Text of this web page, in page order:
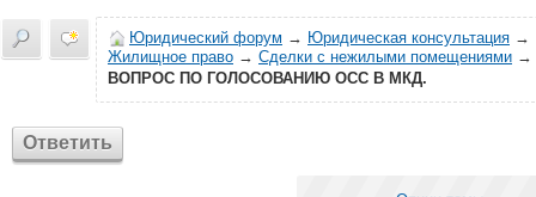
Юридический форум → Юридическая консультация →
Жилищное право → Сделки с нежилыми помещениями →
ВОПРОС ПО ГОЛОСОВАНИЮ ОСС В МКД.
Ответить